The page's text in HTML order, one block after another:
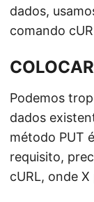
dados,
comando
COLOCAR
Podemos
dados
método PUT
requisito,
cURL, onde